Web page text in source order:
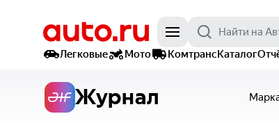
Легковые
Мото КомтрансКаталог
Журнал